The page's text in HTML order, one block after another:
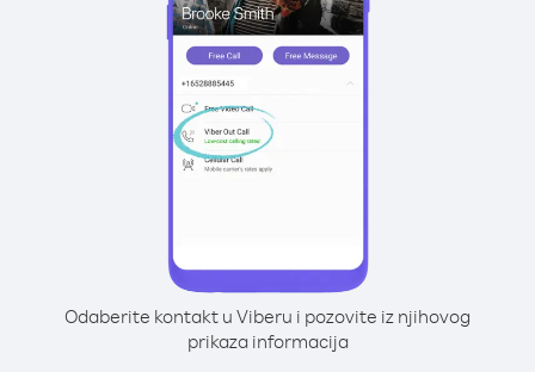
Odaberite kontakt u Viberu i pozovite iz njihovog
prikaza informacija